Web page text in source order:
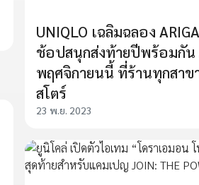
UNIQLO เฉลิมฉลอง
ช้อปสนุกส่งท้ายปีพร้อมกัน
พฤศจิกายนนี้ ที่ร้านทุกสา
สโตร์
23 พ.ย. 2023